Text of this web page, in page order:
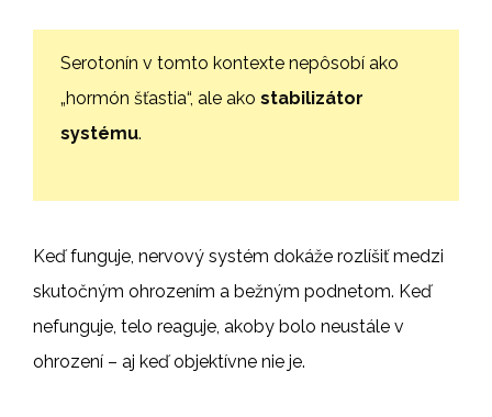
Serotonín v tomto kontexte nepôsobí ako
„hormón šťastia“, ale ako stabilizátor
systému.
Keď funguje, nervový systém dokáže rozlíšiť medzi
skutočným ohrozením a bežným podnetom. Keď
nefunguje, telo reaguje, akoby bolo neustále v
ohrození – aj keď objektívne nie je.